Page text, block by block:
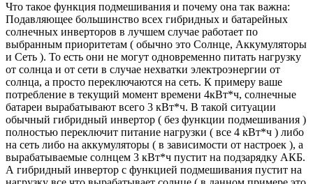
Что такое функция подмешивания и почему она так важна:
Подавляющее большинство всех гибридных и батарейных
солнечных инверторов в лучшем случае работает по
выбранным приоритетам ( обычно это Солнце, Аккумуляторы
и Сеть ). То есть они не могут одновременно питать нагрузку
от солнца и от сети в случае нехватки электроэнергии от
солнца, а просто переключаются на сеть. К примеру ваше
потребление в текущий момент времени 4кВт*ч, солнечные
батареи вырабатывают всего 3 кВт*ч. В такой ситуации
обычный гибридный инвертор ( без функции подмешивания )
полностью переключит питание нагрузки ( все 4 кВт*ч ) либо
на сеть либо на аккумуляторы ( в зависимости от настроек ), а
вырабатываемые солнцем 3 кВт*ч пустит на подзарядку АКБ.
А гибридный инвертор с функцией подмешивания пустит на